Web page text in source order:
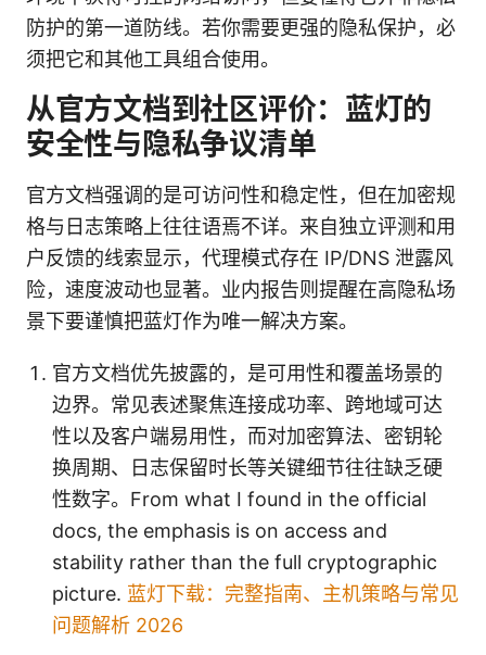
防护的第一道防线。若你需要更强的隐私保护，必
须把它和其他工具组合使用。
从官方文档到社区评价：蓝灯的
安全性与隐私争议清单
官方文档强调的是可访问性和稳定性，但在加密规
格与日志策略上往往语焉不详。来自独立评测和用
户反馈的线索显示，代理模式存在 IP/DNS 泄露风
险，速度波动也显著。业内报告则提醒在高隐私场
景下要谨慎把蓝灯作为唯一解决方案。
官方文档优先披露的，是可用性和覆盖场景的
边界。常见表述聚焦连接成功率、跨地域可达
性以及客户端易用性，而对加密算法、密钥轮
换周期、日志保留时长等关键细节往往缺乏硬
性数字。From what I found in the official
docs, the emphasis is on access and
stability rather than the full cryptographic
picture. 蓝灯下载：完整指南、主机策略与常见
问题解析 2026